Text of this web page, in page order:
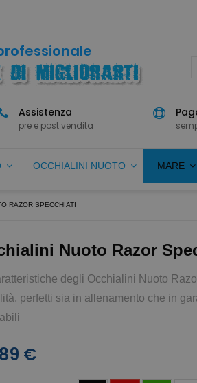
Assistenza
pre e post vendita
OCCHIALINI NUOTO MARE
RAZOR SPECCHIATI
Nuoto Razor
degli Occhialini Nuoto
perfetti sia in allenamento che in
€